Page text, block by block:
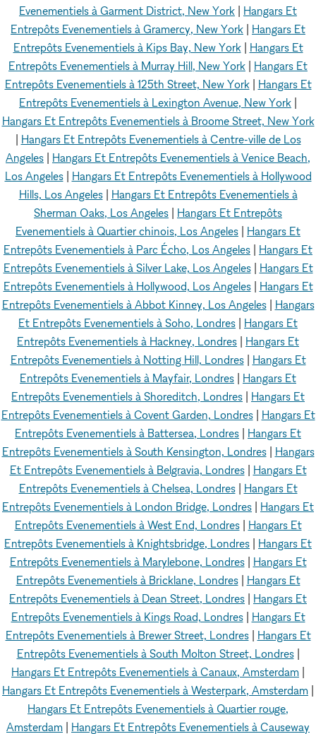
Evenementiels à Garment District, New York
Hangars Et
Entrepôts Evenementiels à Gramercy, New York
Hangars Et
Entrepôts Evenementiels à Kips Bay, New York| Hangars Et
Entrepôts Evenementiels à Murray Hill, New York
Hangars Et
Entrepôts Evenementiels à 125th Street, New York| Hangars Et
Entrepôts Evenementiels à Lexington Avenue, New York
Hangars Et Entrepôts Evenementiels à Broome Street, New York
Hangars Et Entrepôts Evenementiels à Centre-ville de Los
Angeles
Hangars Et Entrepôts Evenementiels à Venice Beach,
Los Angeles| Hangars Et Entrepôts Evenementiels à Hollywood
Hills, Los Angeles| Hangars Et Entrepôts Evenementiels à
Sherman Oaks, Los Angeles
Hangars Et Entrepôts
Evenementiels à Quartier chinois, Los Angeles
Hangars Et
Entrepôts Evenementiels à Parc Écho, Los Angeles
Hangars Et
Entrepôts Evenementiels à Silver Lake, Los Angeles| Hangars Et
Entrepôts Evenementiels à Hollywood, Los Angeles| Hangars Et
Entrepôts Evenementiels à Abbot Kinney, Los Angeles| Hangars
Et Entrepôts Evenementiels à Soho, Londres
Hangars Et
Entrepôts Evenementiels à Hackney, Londres
Hangars Et
Entrepôts Evenementiels à Notting Hill, Londres| Hangars Et
Entrepôts Evenementiels à Mayfair, Londres
Hangars Et
Entrepôts Evenementiels à Shoreditch, Londres
Hangars Et
Entrepôts Evenementiels à Covent Garden, Londres| Hangars Et
Entrepôts Evenementiels à Battersea, Londres
Hangars Et
Entrepôts Evenementiels à South Kensington, Londres| Hangars
Et Entrepôts Evenementiels à Belgravia, Londres| Hangars Et
Entrepôts Evenementiels à Chelsea, Londres| Hangars Et
Entrepôts Evenementiels à London Bridge, Londres
Hangars Et
Entrepôts Evenementiels à West End, Londres| Hangars Et
Entrepôts Evenementiels à Knightsbridge, Londres
Hangars Et
Entrepôts Evenementiels à Marylebone, Londres| Hangars Et
Entrepôts Evenementiels à Bricklane, Londres| Hangars Et
Entrepôts Evenementiels à Dean Street, Londres
Hangars Et
Entrepôts Evenementiels à Kings Road, Londres| Hangars Et
Entrepôts Evenementiels à Brewer Street, Londres| Hangars Et
Entrepôts Evenementiels à South Molton Street, Londres|
Hangars Et Entrepôts Evenementiels à Canaux, Amsterdam
Hangars Et Entrepôts Evenementiels à Westerpark, Amsterdam
Hangars Et Entrepôts Evenementiels à Quartier rouge,
Amsterdam
Hangars Et Entrepôts Evenementiels à Causeway